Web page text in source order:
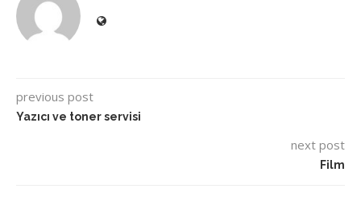
previous post
Yazıcı ve toner servisi
next post
Film